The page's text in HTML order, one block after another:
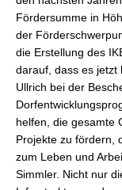
Fördersumme in
der
die Erstellung des
darauf, dass es jetzt
Ullrich bei der
helfen, die gesamte
Projekte zu fördern,
zum Leben und
Simmler. Nicht nur